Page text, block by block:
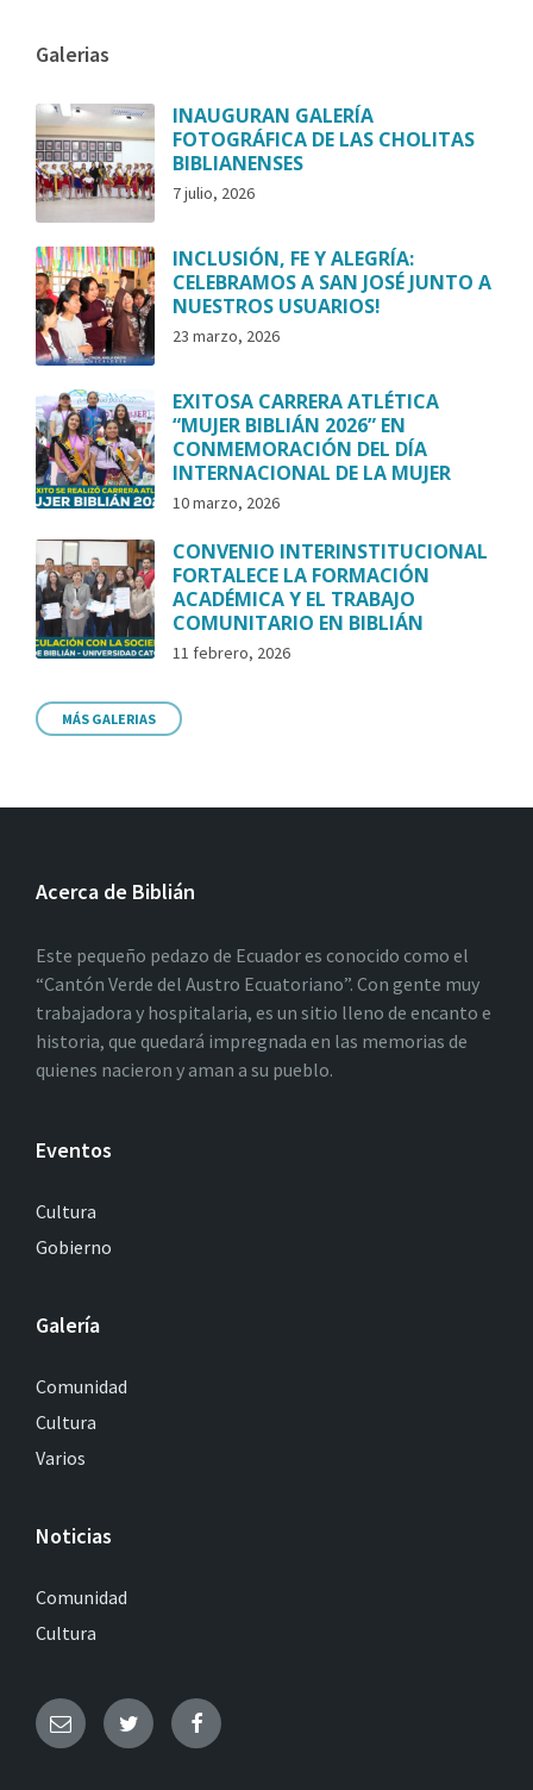
Galerias
INAUGURAN GALERÍA
FOTOGRÁFICA DE LAS CHOLITAS
BIBLIANENSES
7 julio, 2026
INCLUSIÓN, FE Y ALEGRÍA:
CELEBRAMOS A SAN JOSÉ JUNTO A
NUESTROS USUARIOS!
23 marzo, 2026
EXITOSA CARRERA ATLÉTICA
“MUJER BIBLIÁN 2026” EN
CONMEMORACIÓN DEL DÍA
INTERNACIONAL DE LA MUJER
10 marzo, 2026
CONVENIO INTERINSTITUCIONAL
FORTALECE LA FORMACIÓN
ACADÉMICA Y EL TRABAJO
COMUNITARIO EN BIBLIÁN
11 febrero, 2026
MÁS GALERIAS
Acerca de Biblián
Este pequeño pedazo de Ecuador es conocido como el
“Cantón Verde del Austro Ecuatoriano”. Con gente muy
trabajadora y hospitalaria, es un sitio lleno de encanto e
historia, que quedará impregnada en las memorias de
quienes nacieron y aman a su pueblo.
Eventos
Cultura
Gobierno
Galería
Comunidad
Cultura
Varios
Noticias
Comunidad
Cultura